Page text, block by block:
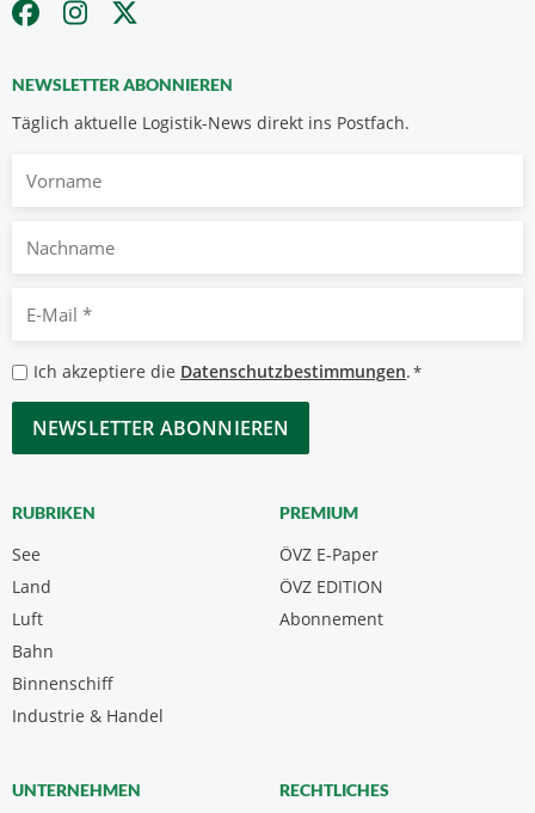
NEWSLETTER ABONNIEREN
Täglich aktuelle Logistik-News direkt ins Postfach.
Nachname
Mail
*
Datenschutzbestimmungen
*
Ich akzeptiere die Datenschutzbestimmungen.*
CAPTCHA
RUBRIKEN
See
Land
Luft
Bahn
Binnenschiff
Industrie & Handel
PREMIUM
ÖVZ E-Paper
Abonnement
ÖVZ EDITION
UNTERNEHMEN RECHTLICHES